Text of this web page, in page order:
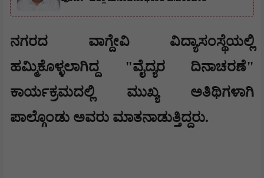
ನಗರದ ವಾಗ್ದೇವಿ ವಿದ್ಯಾಸಂಸ್ಥೆಯಲ್ಲಿ
ಹಮ್ಮಿಕೊಳ್ಳಲಾಗಿದ್ದ "ವೈದ್ಯರ ದಿನಾಚರಣೆ"
ಕಾರ್ಯಕ್ರಮದಲ್ಲಿ ಮುಖ್ಯ ಅತಿಥಿಗಳಾಗಿ
ಪಾಲ್ಗೊಂಡು ಅವರು ಮಾತನಾಡುತ್ತಿದ್ದರು.